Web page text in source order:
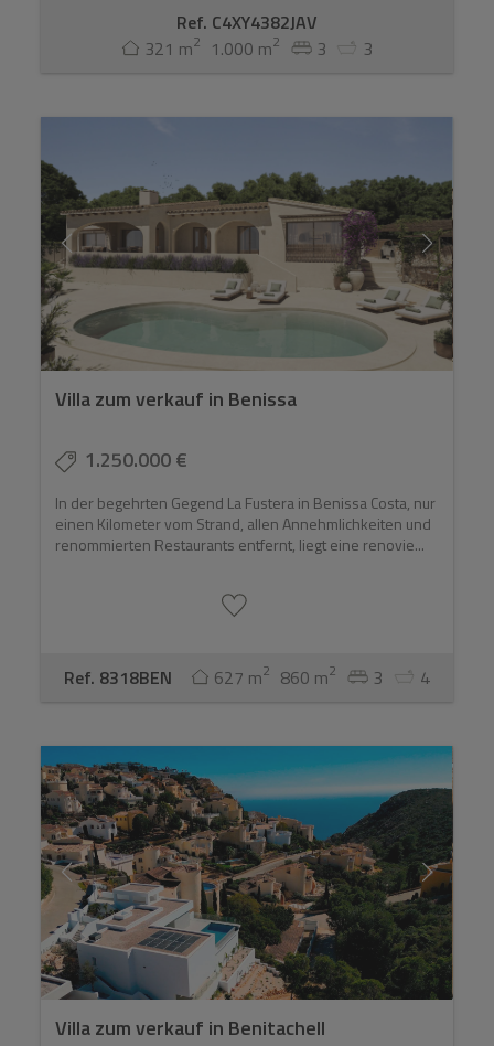
Ref. C4XY4382JAV
321 m2 1.000 m2 3 3
Villa zum verkauf in Benissa
1.250.000 €
In der begehrten Gegend La Fustera in Benissa Costa, nur
einen Kilometer vom Strand, allen Annehmlichkeiten und
renommierten Restaurants entfernt, liegt eine renovie...
Ref. 8318BEN 627 m2 860 m2 3 4
Villa zum verkauf in Benitachell